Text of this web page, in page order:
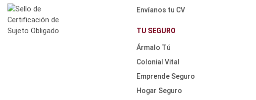
Envíanos tu CV
NAV
TU SEGURO
Ármalo Tú
Colonial Vital
Emprende Seguro
Hogar Seguro